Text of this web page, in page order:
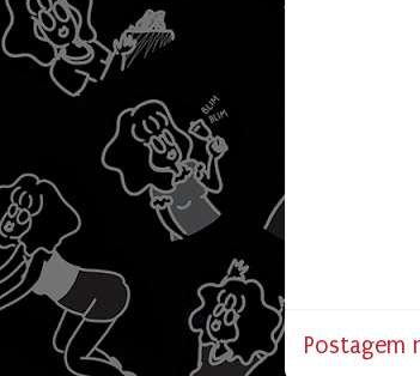
Postagem